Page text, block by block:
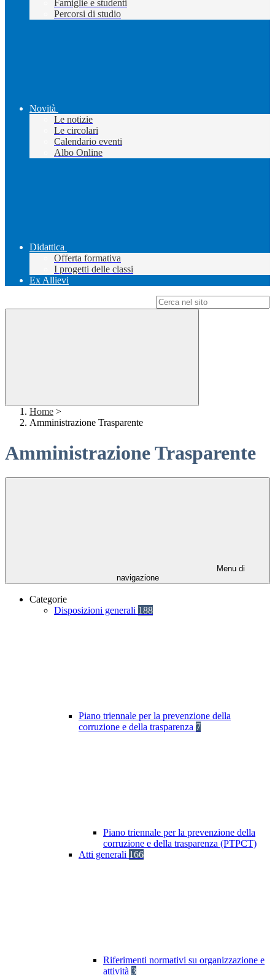
Famiglie e studenti
Percorsi di studio
Novità
Le notizie
Le circolari
Calendario eventi
Albo Online
Didattica
Offerta formativa
I progetti delle classi
Ex Allievi
Home >
Amministrazione Trasparente
Amministrazione Trasparente
Menu di
navigazione
Categorie
Disposizioni generali 188
Piano triennale per la prevenzione della
corruzione e della trasparenza 7
Piano triennale per la prevenzione della
corruzione e della trasparenza (PTPCT)
Atti generali 166
Riferimenti normativi su organizzazione e
attività 3